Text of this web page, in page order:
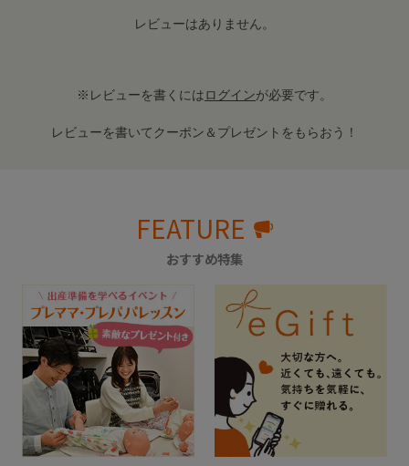
レビューはありません。
※レビューを書くにはログインが必要です。
レビューを書いてクーポン＆プレゼントをもらおう！
FEATURE
おすすめ特集